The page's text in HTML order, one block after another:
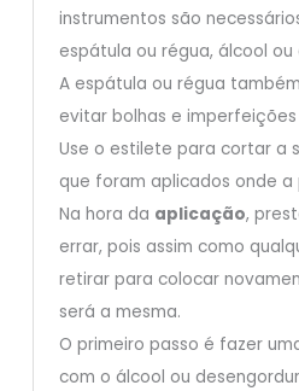
instrumentos são
espátula ou régua, álcool
A espátula ou régua
evitar bolhas e
Use o estilete para cortar a
que foram aplicados onde
Na hora da aplicação,
errar, pois assim como
retirar para colocar
será a mesma.
O primeiro passo é fazer
com o álcool ou